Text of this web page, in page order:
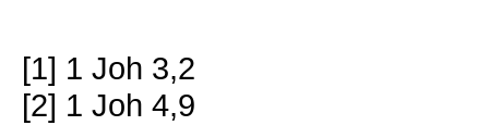
[1] 1 Joh 3,2
[2] 1 Joh 4,9